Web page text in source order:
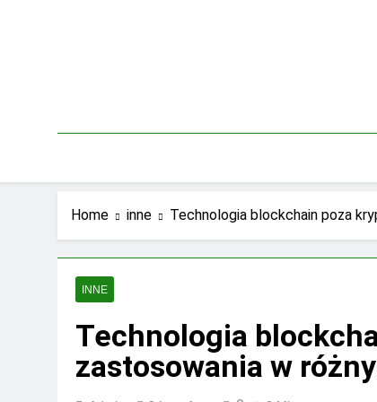
Home inne Technologia blockchain poza
INNE
Technologia
zastosowania w